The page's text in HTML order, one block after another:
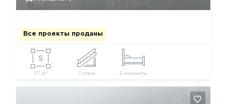
Все проекты проданы
77 м2 1 этаж 2 комнаты